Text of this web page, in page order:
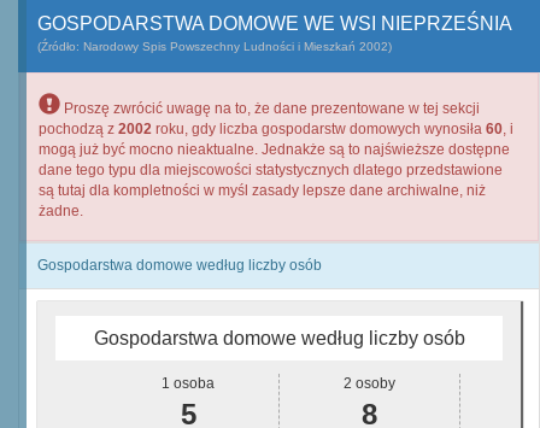
GOSPODARSTWA DOMOWE WE WSI NIEPRZEŚNIA
(Źródło: Narodowy Spis Powszechny Ludności i Mieszkań 2002)
Proszę zwrócić uwagę na to, że dane prezentowane w tej sekcji
pochodzą z 2002 roku, gdy liczba gospodarstw domowych wynosiła 60, i
mogą już być mocno nieaktualne. Jednakże są to najświeższe dostępne
dane tego typu dla miejscowości statystycznych dlatego przedstawione
są tutaj dla kompletności w myśl zasady lepsze dane archiwalne, niż
żadne.
Gospodarstwa domowe według liczby osób
Gospodarstwa domowe według liczby osób
1 osoba
5
2 osoby
8